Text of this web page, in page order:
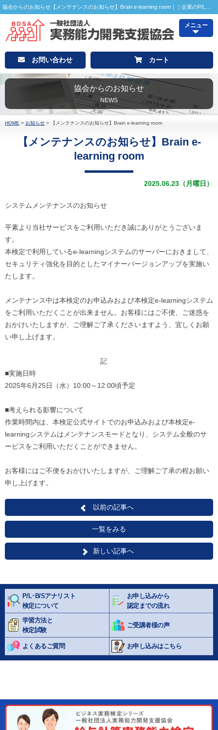
メニュー
お問い合わせ カート
協会からのお知らせ
NEWS
HOME > お知らせ > 【メンテナンスのお知らせ】Brain e-learning room
【メンテナンスのお知らせ】Brain e-
learning room
2025.06.23（月曜日）
システムメンテナンスのお知らせ
平素より当社サービスをご利用いただき誠にありがとうございま
す。
本検定で利用しているe-learningシステムのサーバーにおきまして、
セキュリティ強化を目的としたマイナーバージョンアップを実施い
たします。
メンテナンス中は本検定のお申込みおよび本検定e-learningシステム
をご利用いただくことが出来ません。お客様にはご不便、ご迷惑を
おかけいたしますが、ご理解ご了承くださいますよう、宜しくお願
い申し上げます。
記
■実施日時
2025年6月25日（水）10:00～12:00頃予定
■考えられる影響について
作業時間内は、本検定公式サイトでのお申込みおよび本検定e-
learningシステムはメンテナンスモードとなり、システム全般のサ
ービスをご利用いただくことができません。
お客様にはご不便をおかけいたしますが、ご理解ご了承の程お願い
申し上げます。
以前の記事へ
一覧をみる
新しい記事へ
P/L･B/Sアナリスト
検定について
お申し込みから
認定までの流れ
学習方法と
検定試験
ご受講者様の声
よくあるご質問 お申し込みはこちら